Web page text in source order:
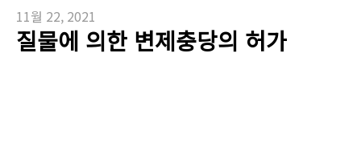
11월 22, 2021
질물에 의한 변제충당의 허가